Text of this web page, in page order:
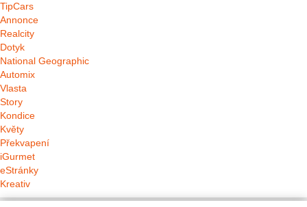
TipCars
Annonce
Realcity
Dotyk
National Geographic
Automix
Vlasta
Story
Kondice
Květy
Překvapení
iGurmet
eStránky
Kreativ